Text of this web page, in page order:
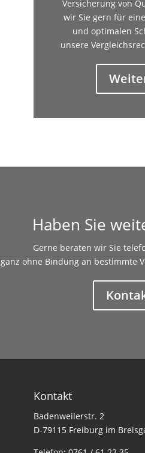
Versicherung von
wir Sie gern für
und optimalen
unsere
Haben Sie
Gerne beraten wir Sie
ganz ohne Bindung an bestimmte
Kontakt
Badenweilerstr. 2
D-79115 Freiburg im